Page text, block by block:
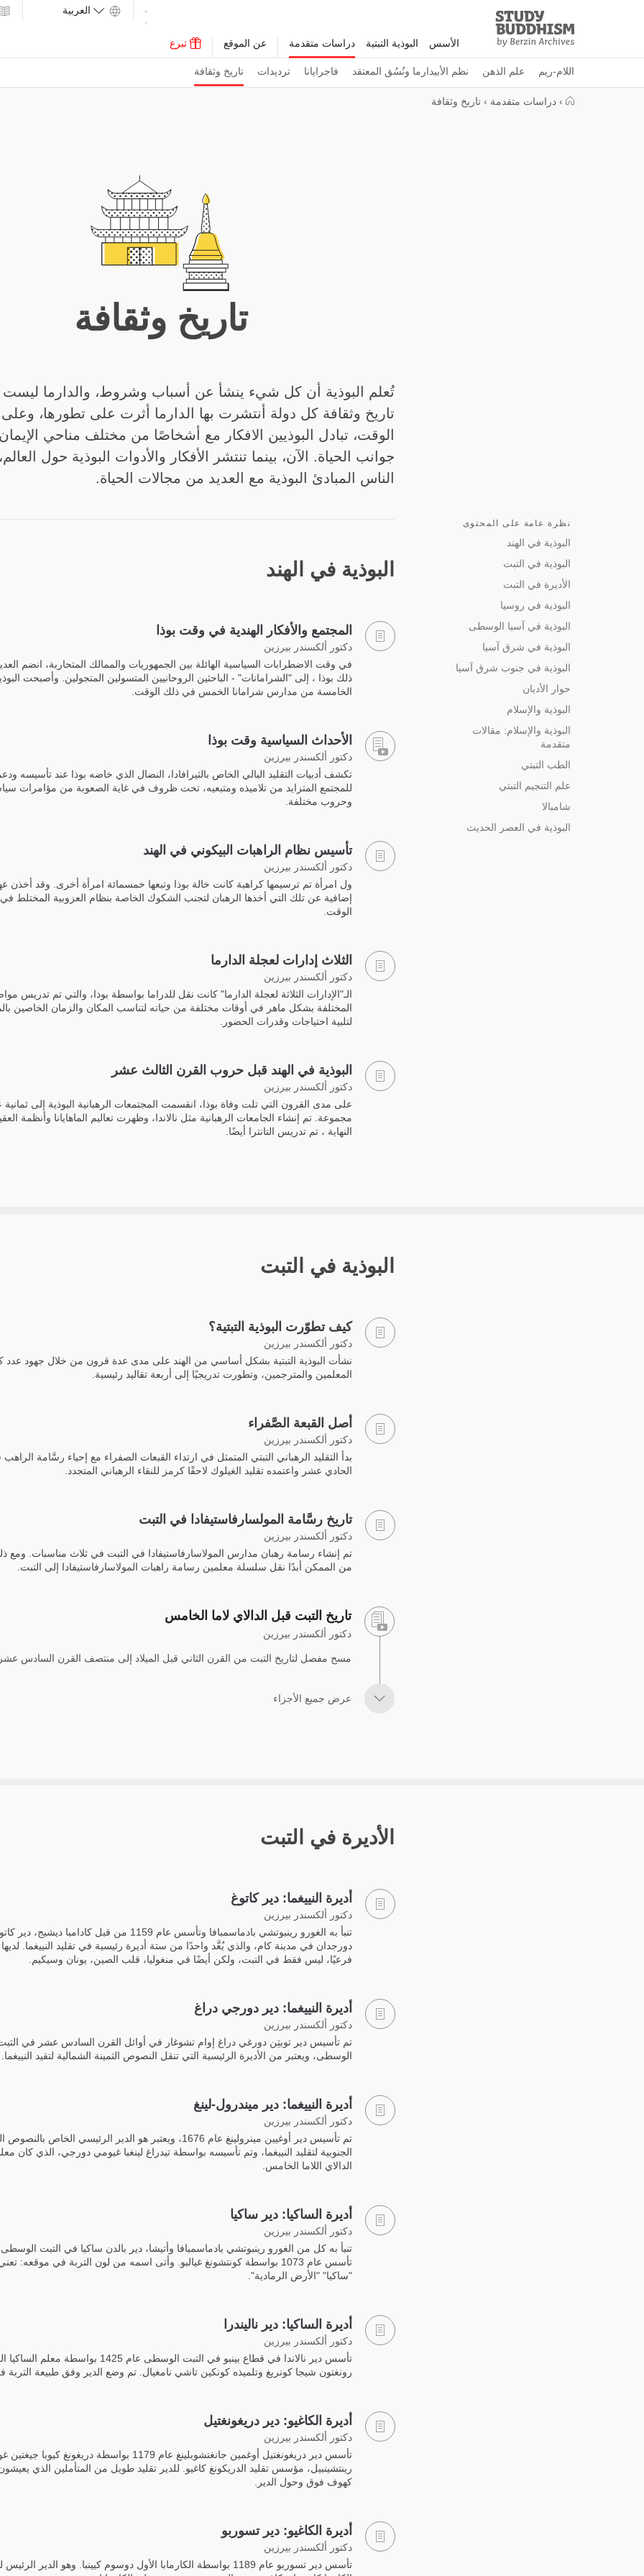
Study
Buddhism
Home
الأسس البوذية التبتية دراسات متقدمة
اللام-ريم علم الذهن نظم الأبيدارما ونُسُق المعتقد فاجرايانا ترديدات تاريخ وثقافة
عن الموقع تبرع
› دراسات متقدمة › تاريخ وثقافة
تاريخ وثقافة
تُعلم البوذية أن كل شيء ينشأ عن أسباب وشروط، والدارما ليست
تاريخ وثقافة كل دولة أنتشرت بها الدارما أثرت على تطورها، وعلى
الوقت، تبادل البوذيين الافكار مع أشخاصًا من مختلف مناحي الإيمان
جوانب الحياة. الآن، بينما تنتشر الأفكار والأدوات البوذية حول
الناس المبادئ البوذية مع العديد من مجالات الحياة.
نظرة عامة على المحتوى
البوذية في الهند
البوذية في التبت
الأديرة في التبت
البوذية في روسيا
البوذية في آسيا الوسطى
البوذية في شرق آسيا
البوذية في جنوب شرق آسيا
حوار الأديان
البوذية والإسلام
البوذية والإسلام: مقالات
متقدمة
الطب التبتي
علم التنجيم التبتي
شامبالا
البوذية في العصر الحديث
البوذية في الهند
المجتمع والأفكار الهندية في وقت بوذا
دكتور ألكسندر بيرزين
في وقت الاضطرابات السياسية الهائلة بين الجمهوريات والممالك المتحاربة، انضم
ذلك بوذا ، إلى "الشرامانات" - الباحثين الروحانيين المتسولين المتجولين. وأصبحت
الخامسة من مدارس شرامانا الخمس في ذلك الوقت.
الأحداث السياسية وقت بوذا
دكتور ألكسندر بيرزين
تكشف أدبيات التقليد البالي الخاص بالثيرافادا، النضال الذي خاضه بوذا عند تأسيسه
للمجتمع المتزايد من تلاميذه ومتبعيه، تحت ظروف في غاية الصعوبة من مؤامرات
وحروب مختلفة.
تأسيس نظام الراهبات البيكوني في الهند
دكتور ألكسندر بيرزين
ول امرأة تم ترسيمها كراهبة كانت خالة بوذا وتبعها خمسمائة امرأة أخرى. وقد أخذن
إضافية عن تلك التي أخذها الرهبان لتجنب الشكوك الخاصة بنظام العزوبية المختلط
الوقت.
الثلاث إدارات لعجلة الدارما
دكتور ألكسندر بيرزين
الـ"الإدارات الثلاثة لعجلة الدارما" كانت نقل للدراما بواسطة بوذا، والتي تم تدريس
المختلفة بشكل ماهر في أوقات مختلفة من حياته لتناسب المكان والزمان الخاصين
لتلبية احتياجات وقدرات الحضور.
البوذية في الهند قبل حروب القرن الثالث عشر
دكتور ألكسندر بيرزين
على مدى القرون التي تلت وفاة بوذا، انقسمت المجتمعات الرهبانية البوذية إلى
مجموعة. تم إنشاء الجامعات الرهبانية مثل نالاندا، وظهرت تعاليم الماهايانا وأنظمة
النهاية ، تم تدريس التانترا أيضًا.
البوذية في التبت
كيف تطوّرت البوذية التبتية؟
دكتور ألكسندر بيرزين
نشأت البوذية التبتية بشكل أساسي من الهند على مدى عدة قرون من خلال جهود عدد
المعلمين والمترجمين، وتطورت تدريجيًا إلى أربعة تقاليد رئيسية.
أصل القبعة الصَّفراء
دكتور ألكسندر بيرزين
بدأ التقليد الرهباني التبتي المتمثل في ارتداء القبعات الصفراء مع إحياء رسَّامة
الحادي عشر واعتمده تقليد الغيلوك لاحقًا كرمز للنقاء الرهباني المتجدد.
تاريخ رسَّامة المولسارفاستيفادا في التبت
دكتور ألكسندر بيرزين
تم إنشاء رسامة رهبان مدارس المولاسارفاستيفادا في التبت في ثلاث مناسبات. ومع
من الممكن أبدًا نقل سلسلة معلمين رسامة راهبات المولاسارفاستيفادا إلى التبت.
تاريخ التبت قبل الدالاي لاما الخامس
دكتور ألكسندر بيرزين
مسح مفصل لتاريخ التبت من القرن الثاني قبل الميلاد إلى منتصف القرن السادس عشر
عرض جميع الأجزاء
الأديرة في التبت
أديرة النييغما: دير كاتوغ
دكتور ألكسندر بيرزين
تنبأ به الغورو رينبوتشي بادماسمبافا وتأسس عام 1159 من قبل كادامبا ديشيج، دير
فرعيًا، ليس فقط في التبت، ولكن أيضًا في منغوليا، قلب الصين، يونان وسيكيم.
أديرة النييغما: دير دورجي دراغ
دكتور ألكسندر بيرزين
تم تأسيس دير توبتِن دورغي دراغ إوام تشوغار في أوائل القرن السادس عشر في
الوسطى، ويعتبر من الأديرة الرئيسية التي تنقل النصوص الثمينة الشمالية لتقيد النييغما.
أديرة النييغما: دير ميندرول-لينغ
دكتور ألكسندر بيرزين
تم تأسيس دير أوغيين مينرولينغ عام 1676، ويعتبر هو الدير الرئيسي الخاص
الجنوبية لتقليد النييغما، وتم تأسيسه بواسطة تيدراغ لينغبا غيومي دورجي، الذي كان
الدالاي اللاما الخامس.
أديرة الساكيا: دير ساكيا
دكتور ألكسندر بيرزين
تنبأ به كل من الغورو رينبوتشي بادماسمبافا وأتيشا، دير بالدن ساكيا في التبت
تأسس عام 1073 بواسطة كونتشونغ غيالبو. وأتى اسمه من لون التربة في موقعه:
"ساكيا" "الأرض الرمادية".
أديرة الساكيا: دير ناليندرا
دكتور ألكسندر بيرزين
تأسس دير نالاندا في قطاع بينبو في التبت الوسطى عام 1425 بواسطة
رونغتون شيجا كونريغ وتلميذه كونكين تاشي نامغيال. تم وضع الدير وفق طبيعة التربة
أديرة الكاغيو: دير دريغونغتيل
دكتور ألكسندر بيرزين
تأسس دير دريغونغتيل أوغمين جانغتشوبلينغ عام 1179 بواسطة دريغونغ كيوبا
رينتشينبيل، مؤسس تقليد الدريكونغ كاغيو. للدير تقليد طويل من المتأملين الذي
كهوف فوق وحول الدير.
أديرة الكاغيو: دير تسوربو
دكتور ألكسندر بيرزين
تأسس دير تسوربو عام 1189 بواسطة الكارمابا الأول دوسوم كيينبا. وهو الدير